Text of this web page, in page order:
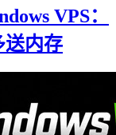
VPS：
送内存